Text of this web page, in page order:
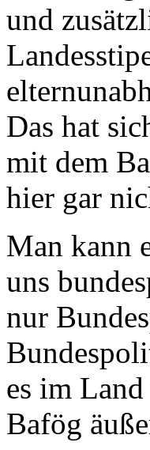
und
Das hat
mit dem
hier gar
Man kann
uns
nur
es im
Bafög